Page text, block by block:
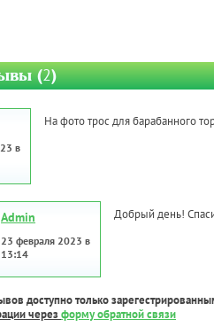
(2)
в
На фото трос для барабанного
Admin
23 февраля 2023 в
13:14
Добрый день!
доступно только
через форму обратной связи